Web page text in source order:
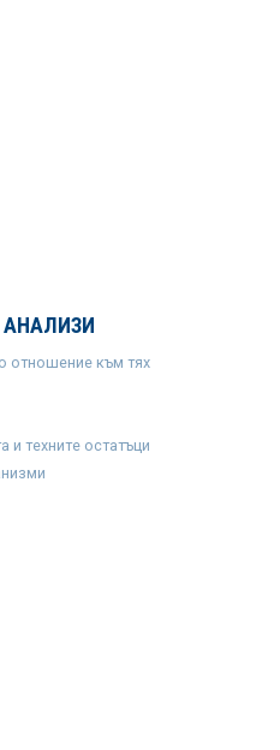
отношение към тях
и техните остатъци